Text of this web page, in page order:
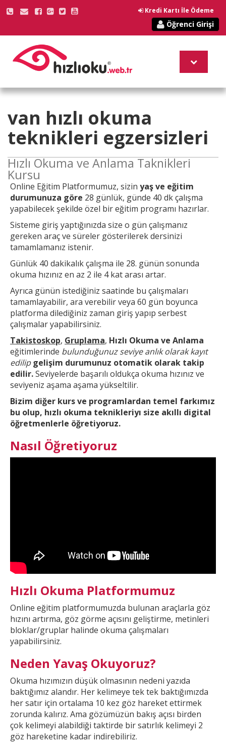
Kredi Kartı İle Ödeme
Öğrenci Girişi
van hızlı okuma
teknikleri egzersizleri
Hızlı Okuma ve Anlama Taknikleri
Kursu
Online Eğitim Platformumuz, sizin yaş ve eğitim
durumunuza göre 28 günlük, günde 40 dk çalışma
yapabilecek şekilde özel bir eğitim programı hazırlar.
Sisteme giriş yaptığınızda size o gün çalışmanız
gereken araç ve süreler gösterilerek dersinizi
tamamlamanız istenir.
Günlük 40 dakikalık çalışma ile 28. günün sonunda
okuma hızınız en az 2 ile 4 kat arası artar.
Ayrıca günün istediğiniz saatinde bu çalışmaları
tamamlayabilir, ara verebilir veya 60 gün boyunca
platforma dilediğiniz zaman giriş yapıp serbest
çalışmalar yapabilirsiniz.
Takistoskop, Gruplama, Hızlı Okuma ve Anlama
eğitimlerinde bulunduğunuz seviye anlık olarak kayıt
edilip gelişim durumunuz otomatik olarak takip
edilir.Seviyelerde başarılı oldukça okuma hızınız ve
seviyeniz aşama aşama yükseltilir.
Bizim diğer kurs ve programlardan temel farkımız
bu olup, hızlı okuma teknikleriyı size akıllı digital
öğretmenlerle öğretiyoruz.
Nasıl Öğretiyoruz
Hızlı Okuma Platformumuz
Online eğitim platformumuzda bulunan araçlarla göz
hızını artırma, göz görme açısını geliştirme, metinleri
bloklar/gruplar halinde okuma çalışmaları
yapabilirsiniz.
Neden Yavaş Okuyoruz?
Okuma hızımızın düşük olmasının nedeni yazıda
baktığımız alandır. Her kelimeye tek tek baktığımızda
her satır için ortalama 10 kez göz hareket ettirmek
zorunda kalırız. Ama gözümüzün bakış açısı birden
çok kelimeyi alabildiği taktirde birsatırlık kelimeyi 2
göz hareketine kadar indirebiliriz.